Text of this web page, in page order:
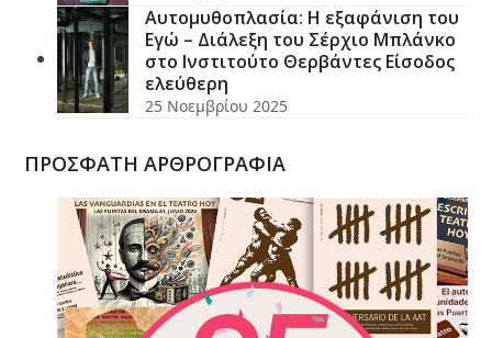
Αυτομυθοπλασία: Η εξαφάνιση του
Εγώ – Διάλεξη του Σέρχιο Μπλάνκο
στο Ινστιτούτο Θερβάντες Είσοδος
ελεύθερη
25 Νοεμβρίου 2025
ΠΡΟΣΦΑΤΗ ΑΡΘΡΟΓΡΑΦΙΑ